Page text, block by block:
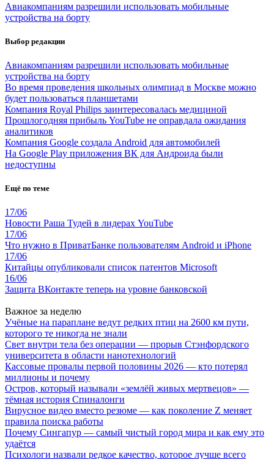
Авиакомпаниям разрешили использовать мобильные
устройства на борту
Выбор редакции
Авиакомпаниям разрешили использовать мобильные
устройства на борту
Во время проведения школьных олимпиад в Москве можно
будет пользоваться планшетами
Компания Royal Philips заинтересовалась медициной
Прошлогодняя прибыль YouTube не оправдала ожидания
аналитиков
Компания Google создала Android для автомобилей
На Google Play приложения ВК для Андроида были
недоступны
Ещё по теме
17/06
Новости Раша Тудей в лидерах YouTube
17/06
Что нужно в ПриватБанке пользователям Android и iPhone
17/06
Китайцы опубликовали список патентов Microsoft
16/06
Защита ВКонтакте теперь на уровне банковской
Важное за неделю
Учёные на параплане ведут редких птиц на 2600 км пути,
которого те никогда не знали
Свет внутри тела без операции — прорыв Стэнфордского
университета в области нанотехнологий
Кассовые провалы первой половины 2026 — кто потерял
миллионы и почему
Остров, который называли «землёй живых мертвецов» —
тёмная история Спиналонги
Вирусное видео вместо резюме — как поколение Z меняет
правила поиска работы
Почему Сингапур — самый чистый город мира и как ему это
удаётся
Психологи назвали редкое качество, которое лучше всего